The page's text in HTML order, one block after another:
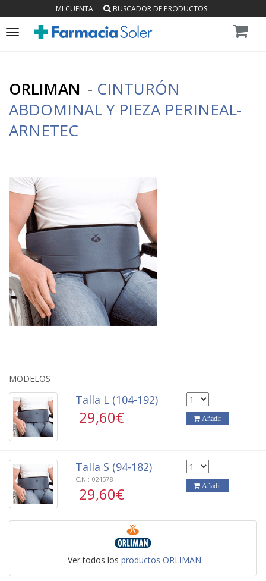
MI CUENTA BUSCADOR DE PRODUCTOS
Toggle
ORLIMAN - CINTURÓN
ABDOMINAL Y PIEZA PERINEAL-
ARNETEC
MODELOS
Talla L (104-192)
29,60€ Añadir
Talla S (94-182)
C.N.: 024578
29,60€ Añadir
Ver todos los productos ORLIMAN